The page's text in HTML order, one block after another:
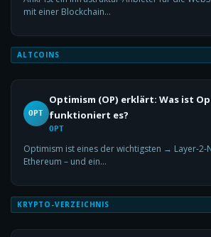
mit einer Blockchain…
ALTCOINS
OPT
Optimism (OP) erklärt: Was ist
funktioniert es?
OPT
Optimism ist eines der wichtigsten → Layer-2-
Ethereum – und ein…
KRYPTO-VERZEICHNIS